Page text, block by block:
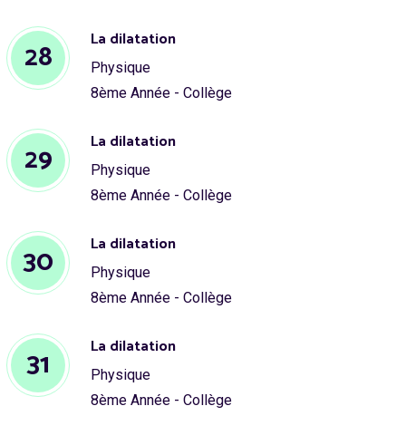
28 La dilatation
Physique
8ème Année - Collège
29 La dilatation
Physique
8ème Année - Collège
30 La dilatation
Physique
8ème Année - Collège
31 La dilatation
Physique
8ème Année - Collège